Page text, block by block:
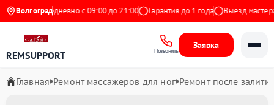
Волгоград
Ежедневно с 09:00 до 21:00 Гарантия до 1 года Выезд мастера
REMSUPPORT Позвонить
Заявка
Главная Ремонт массажеров для ног Ремонт после